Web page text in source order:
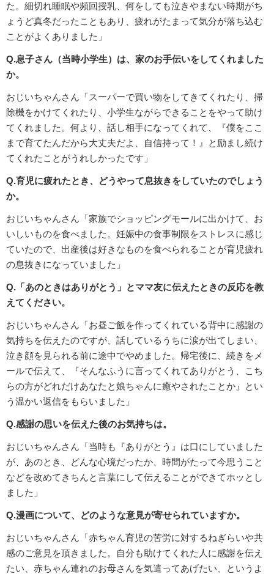
た。細切れ睡眠や頻回授乳、何をしても泣きやまない時期がち
ょうど真冬だったこともあり、疲れがたまって気分が落ち込む
ことがよくありました」
Q.息子さん（当時小学生）は、家のお手伝いをしてくれました
か。
おじいちゃんさん「スーパーで買い物をしてきてくれたり、掃
除機をかけてくれたり、小学生ながらできることをやって助け
てくれました。何より、話し相手になってくれて、『僕をここ
まで育てたんだから大丈夫だよ、自信持って！』と励まし続け
てくれたことがうれしかったです」
Q.育児に疲れたとき、どうやって息抜きをしていたのでしょう
か。
おじいちゃんさん「家族でショッピングモールに出かけて、お
いしいものを食べました。妊娠中の食事制限をストレスに感じ
ていたので、出産後は好きなものを食べられることが育児疲れ
の息抜きになっていました」
Q.「あのときはありがとう」とママ友に伝えたときの反応を教
えてください。
おじいちゃんさん「お昼ご飯を作ってくれている背中に感謝の
気持ちを伝えたのですが、話しているうちに涙が出てしまい、
泣き顔を見られる前に途中でやめました。帰宅後に、続きをメ
ールで伝えて、『そんなふうに言ってくれてありがとう、こち
らの方がどれだけあなたと娘ちゃんに癒やされたことか』とい
う温かい返信をもらいました」
Q.感謝の思いを伝えた後のお気持ちは。
おじいちゃんさん「当時も『ありがとう』は口にしていました
が、あのとき、どんな心境だったか、時間がたって今思うこと
などを改めてきちんと言葉にして伝えることができてホッとし
ました」
Q.漫画について、どのような意見が寄せられていますか。
おじいちゃんさん「赤ちゃん育児の苦労に対するねぎらいや共
感のご意見を頂きました。自分も助けてくれた人に感謝を伝え
たい、赤ちゃん連れのお母さんを気遣ってあげたい、というよ